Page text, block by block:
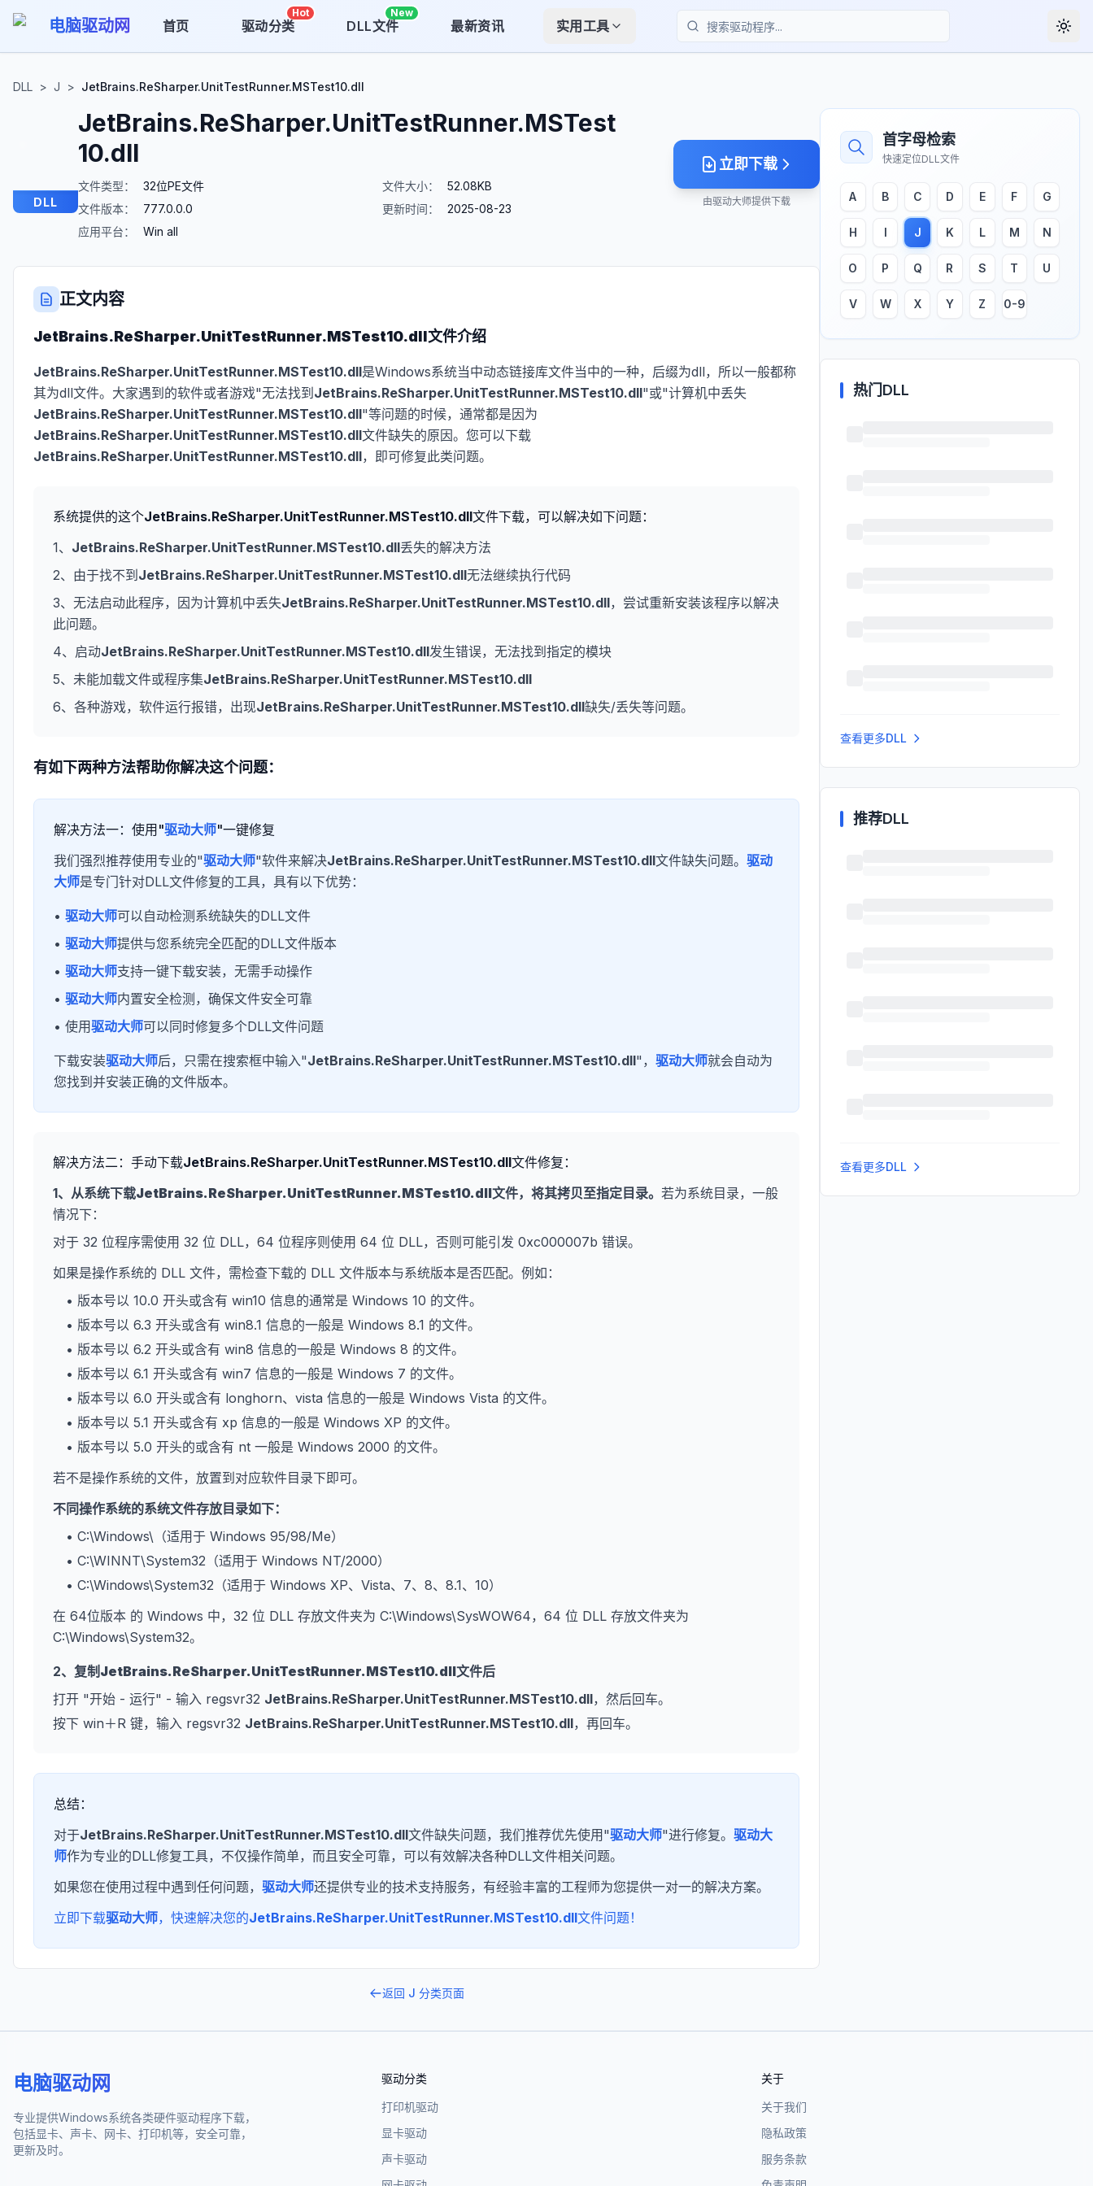
电脑驱动网 首页 驱动分类
Hot
DLL文件
New
最新资讯
实用工具
搜索
DLL > J > JetBrains.ReSharper.UnitTestRunner.MSTest10.dll
DLL
JetBrains.ReSharper.UnitTestRunner.MSTest
10.dll
文件类型：
32位PE文件
文件版本：
777.0.0.0
应用平台：
Win all
文件大小：
52.08KB
更新时间：
2025-08-23
立即下载
由驱动大师提供下载
正文内容
JetBrains.ReSharper.UnitTestRunner.MSTest10.dll文件介绍
JetBrains.ReSharper.UnitTestRunner.MSTest10.dll是Windows系统当中动态链接库文件当中的一种，后缀为dll，所以一般都称
其为dll文件。大家遇到的软件或者游戏"无法找到 JetBrains.ReSharper.UnitTestRunner.MSTest10.dll"或"计算机中丢失
JetBrains.ReSharper.UnitTestRunner.MSTest10.dll"等问题的时候，通常都是因为
JetBrains.ReSharper.UnitTestRunner.MSTest10.dll文件缺失的原因。您可以下载
JetBrains.ReSharper.UnitTestRunner.MSTest10.dll，即可修复此类问题。
系统提供的这个JetBrains.ReSharper.UnitTestRunner.MSTest10.dll文件下载，可以解决如下问题：
1、 JetBrains.ReSharper.UnitTestRunner.MSTest10.dll丢失的解决方法
2、由于找不到 JetBrains.ReSharper.UnitTestRunner.MSTest10.dll无法继续执行代码
3、无法启动此程序，因为计算机中丢失JetBrains.ReSharper.UnitTestRunner.MSTest10.dll，尝试重新安装该程序以解决
此问题。
4、启动JetBrains.ReSharper.UnitTestRunner.MSTest10.dll发生错误，无法找到指定的模块
5、未能加载文件或程序集JetBrains.ReSharper.UnitTestRunner.MSTest10.dll
6、各种游戏，软件运行报错，出现JetBrains.ReSharper.UnitTestRunner.MSTest10.dll缺失/丢失等问题。
有如下两种方法帮助你解决这个问题：
解决方法一：使用"驱动大师"一键修复
我们强烈推荐使用专业的"驱动大师"软件来解决JetBrains.ReSharper.UnitTestRunner.MSTest10.dll文件缺失问题。 驱动
大师是专门针对DLL文件修复的工具，具有以下优势：
• 驱动大师可以自动检测系统缺失的DLL文件
• 驱动大师提供与您系统完全匹配的DLL文件版本
• 驱动大师支持一键下载安装，无需手动操作
• 驱动大师内置安全检测，确保文件安全可靠
• 使用驱动大师可以同时修复多个DLL文件问题
下载安装驱动大师后，只需在搜索框中输入"JetBrains.ReSharper.UnitTestRunner.MSTest10.dll"， 驱动大师就会自动为
您找到并安装正确的文件版本。
解决方法二：手动下载JetBrains.ReSharper.UnitTestRunner.MSTest10.dll文件修复：
1、从系统下载JetBrains.ReSharper.UnitTestRunner.MSTest10.dll文件，将其拷贝至指定目录。 若为系统目录，一般
情况下：
对于 32 位程序需使用 32 位 DLL，64 位程序则使用 64 位 DLL，否则可能引发 0xc000007b 错误。
如果是操作系统的 DLL 文件，需检查下载的 DLL 文件版本与系统版本是否匹配。例如：
• 版本号以 10.0 开头或含有 win10 信息的通常是 Windows 10 的文件。
• 版本号以 6.3 开头或含有 win8.1 信息的一般是 Windows 8.1 的文件。
• 版本号以 6.2 开头或含有 win8 信息的一般是 Windows 8 的文件。
• 版本号以 6.1 开头或含有 win7 信息的一般是 Windows 7 的文件。
• 版本号以 6.0 开头或含有 longhorn、vista 信息的一般是 Windows Vista 的文件。
• 版本号以 5.1 开头或含有 xp 信息的一般是 Windows XP 的文件。
• 版本号以 5.0 开头的或含有 nt 一般是 Windows 2000 的文件。
若不是操作系统的文件，放置到对应软件目录下即可。
不同操作系统的系统文件存放目录如下：
• C:\Windows\（适用于 Windows 95/98/Me）
• C:\WINNT\System32（适用于 Windows NT/2000）
• C:\Windows\System32（适用于 Windows XP、Vista、7、8、8.1、10）
在 64位版本 的 Windows 中，32 位 DLL 存放文件夹为 C:\Windows\SysWOW64，64 位 DLL 存放文件夹为
C:\Windows\System32。
2、复制 JetBrains.ReSharper.UnitTestRunner.MSTest10.dll文件后
打开 "开始 - 运行" - 输入 regsvr32 JetBrains.ReSharper.UnitTestRunner.MSTest10.dll，然后回车。
按下 win＋R 键，输入 regsvr32 JetBrains.ReSharper.UnitTestRunner.MSTest10.dll，再回车。
总结：
对于JetBrains.ReSharper.UnitTestRunner.MSTest10.dll文件缺失问题，我们推荐优先使用"驱动大师"进行修复。 驱动大
师作为专业的DLL修复工具，不仅操作简单，而且安全可靠，可以有效解决各种DLL文件相关问题。
如果您在使用过程中遇到任何问题， 驱动大师还提供专业的技术支持服务，有经验丰富的工程师为您提供一对一的解决方案。
立即下载驱动大师，快速解决您的JetBrains.ReSharper.UnitTestRunner.MSTest10.dll文件问题！
返回 J 分类页面
首字母检索
快速定位DLL文件
A B C D E F G
H I J K L M N
O P Q R S T U
V W X Y Z 0-9
热门DLL
查看更多DLL
推荐DLL
查看更多DLL
电脑驱动网
专业提供Windows系统各类硬件驱动程序下载，
包括显卡、声卡、网卡、打印机等，安全可靠，
更新及时。
驱动分类
打印机驱动
显卡驱动
声卡驱动
关于
关于我们
隐私政策
服务条款